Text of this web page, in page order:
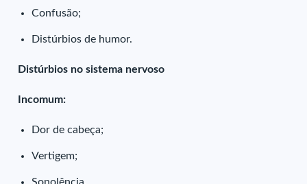
Confusão;
Distúrbios de humor.
Distúrbios no sistema nervoso
Incomum:
Dor de cabeça;
Vertigem;